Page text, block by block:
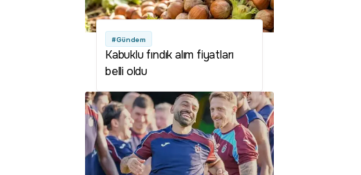
#Gündem
Kabuklu fındık alım fiyatları
belli oldu